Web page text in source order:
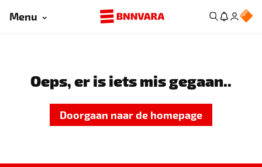
Menu
Oeps, er is iets mis gegaan..
Doorgaan naar de homepage